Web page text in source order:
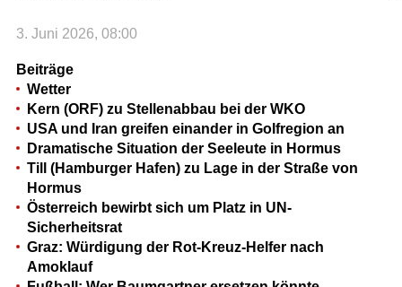
3. Juni 2026, 08:00
Beiträge
Wetter
Kern (ORF) zu Stellenabbau bei der WKO
USA und Iran greifen einander in Golfregion an
Dramatische Situation der Seeleute in Hormus
Till (Hamburger Hafen) zu Lage in der Straße von
Hormus
Österreich bewirbt sich um Platz in UN-
Sicherheitsrat
Graz: Würdigung der Rot-Kreuz-Helfer nach
Amoklauf